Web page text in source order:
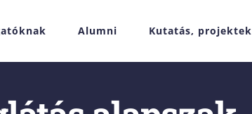
Alumni Kutatás, projektek